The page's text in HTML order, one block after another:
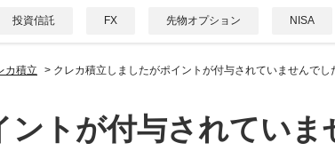
投資信託 FX 先物オプション NISA
カ積立 > クレカ積立しましたがポイントが付与されていませんでし
トが付与されていま